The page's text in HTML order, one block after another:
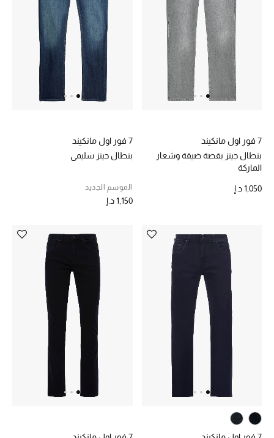
حصريًا عبر الإنترنت
دليل مستلزمات الرجال
أبرز المصممين
جميع الملابس الرجالية
جميع الإكسسورات الرجالية
حقائب رجالية
صُممت للرجال
الأطفال
خصومات
عودة صغاركم للمدارس
7 فور اول مانكيند
بنطال جينز بقصة ضيقة وشعار
الماركة
1,050 د.إ
7 فور اول مانكيند
بنطال جينز سليمي
الموسم الجديد
1,150 د.إ